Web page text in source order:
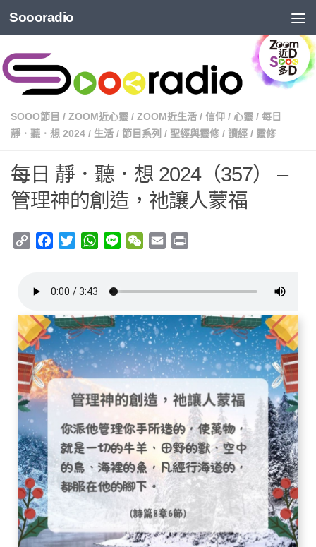
Soooradio
SOOO節目 / ZOOM近心靈 / ZOOM近生活 / 信仰 / 心靈 / 每日
靜．聽．想 2024 / 生活 / 節目系列 / 聖經與靈修 / 讀經 / 靈修
每日 靜．聽．想 2024（357） –
管理神的創造，祂讓人蒙福
Copy
Facebook
TwitterWhatsApp
Line WeChat
Email